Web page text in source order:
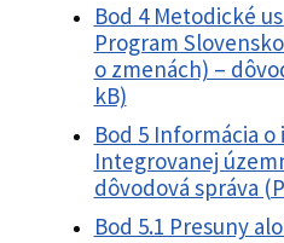
Bod 4 Metodické
Program
o zmenách) –
kB)
Bod 5 Informácia
Integrovanej
dôvodová správa
Bod 5.1 Presuny